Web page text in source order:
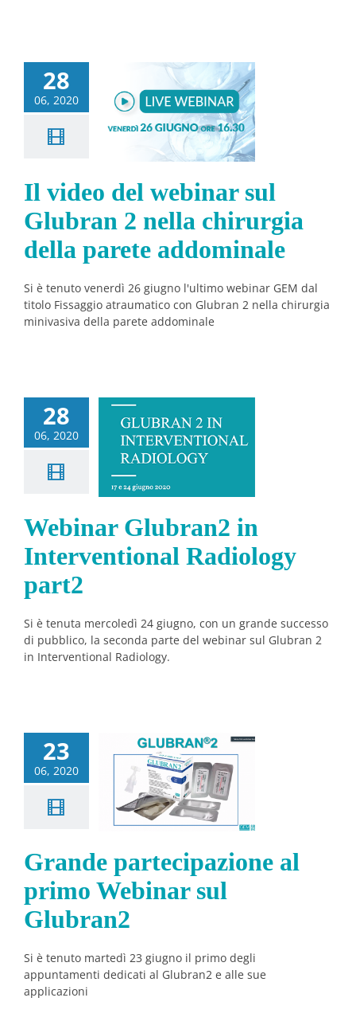
28
06, 2020
sul
2 nella
della
Notizie
Il video del webinar sul
Glubran 2 nella chirurgia
della parete addominale
Si è tenuto venerdì 26 giugno l'ultimo webinar GEM dal
titolo Fissaggio atraumatico con Glubran 2 nella chirurgia
minivasiva della parete addominale
28
06, 2020
in
NotizieWebinar Glubran2 in
Interventional Radiology
part2
Si è tenuta mercoledì 24 giugno, con un grande successo
di pubblico, la seconda parte del webinar sul Glubran 2
in Interventional Radiology.
23
06, 2020
sul
NotizieGrande partecipazione al
primo Webinar sul
Glubran2
Si è tenuto martedì 23 giugno il primo degli
appuntamenti dedicati al Glubran2 e alle sue
applicazioni